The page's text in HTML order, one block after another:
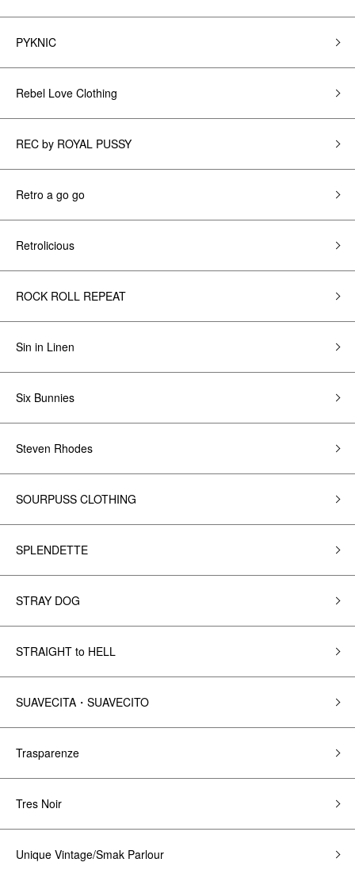
PYKNIC
Rebel Love Clothing
REC by ROYAL PUSSY
Retro a go go
Retrolicious
ROCK ROLL REPEAT
Sin in Linen
Six Bunnies
Steven Rhodes
SOURPUSS CLOTHING
SPLENDETTE
STRAY DOG
STRAIGHT to HELL
SUAVECITA・SUAVECITO
Trasparenze
Tres Noir
Unique Vintage/Smak Parlour